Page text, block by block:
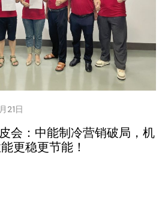
21日
会：中能制冷营销破局，机
更稳更节能！